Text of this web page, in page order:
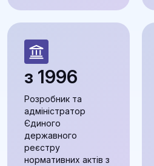
з 1996
Розробник та
адміністратор
Єдиного
державного
реєстру
нормативних актів з